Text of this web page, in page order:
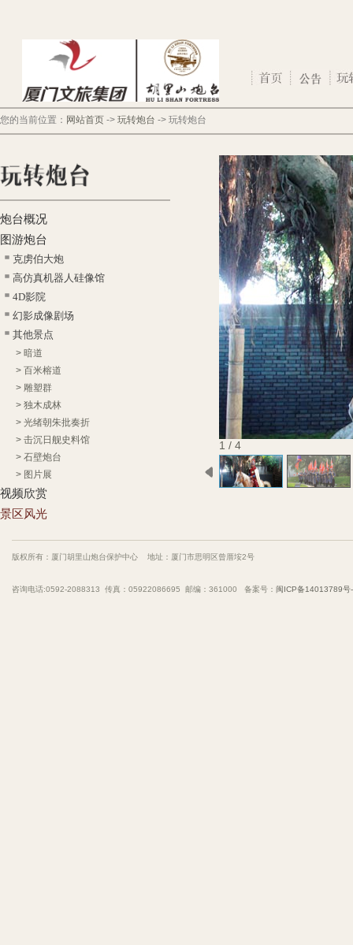
您的当前位置： 网站首页 -> 玩转炮台 -> 玩转炮台
炮台概况
图游炮台
克虏伯大炮
高仿真机器人硅像馆
4D影院
幻影成像剧场
其他景点
> 暗道
> 百米榕道
> 雕塑群
> 独木成林
> 光绪朝朱批奏折
> 击沉日舰史料馆
> 石壁炮台
> 图片展
视频欣赏
景区风光
1 / 4
版权所有：厦门胡里山炮台保护中心 地址：厦门市思明区曾厝垵2号
咨询电话:0592-2088313 传真：05922086695 邮编：361000 备案号： 闽ICP备14013789号